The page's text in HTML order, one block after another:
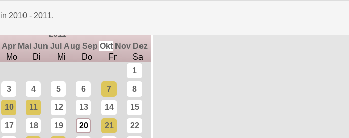
in 2010 - 2011.
2011
Apr Mai Jun Jul Aug Sep Okt Nov Dez
Mo Di Mi Do Fr Sa
1
3 4 5 6 7 8
10 11 12 13 14 15
17 18 19 20 21 22